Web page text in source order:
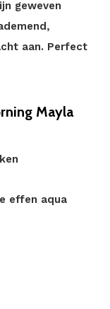
geweven
aan. Perfect
Mayla
effen aqua